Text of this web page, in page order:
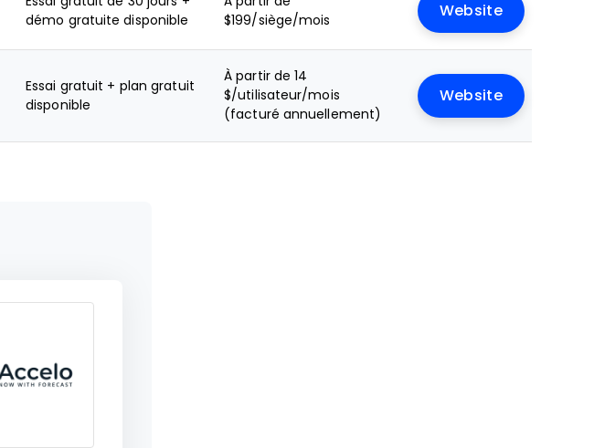
démo gratuite disponible
$199/siège/mois
Website
Essai gratuit + plan gratuit
disponible
À partir de 14
$/utilisateur/mois
(facturé annuellement)
Website